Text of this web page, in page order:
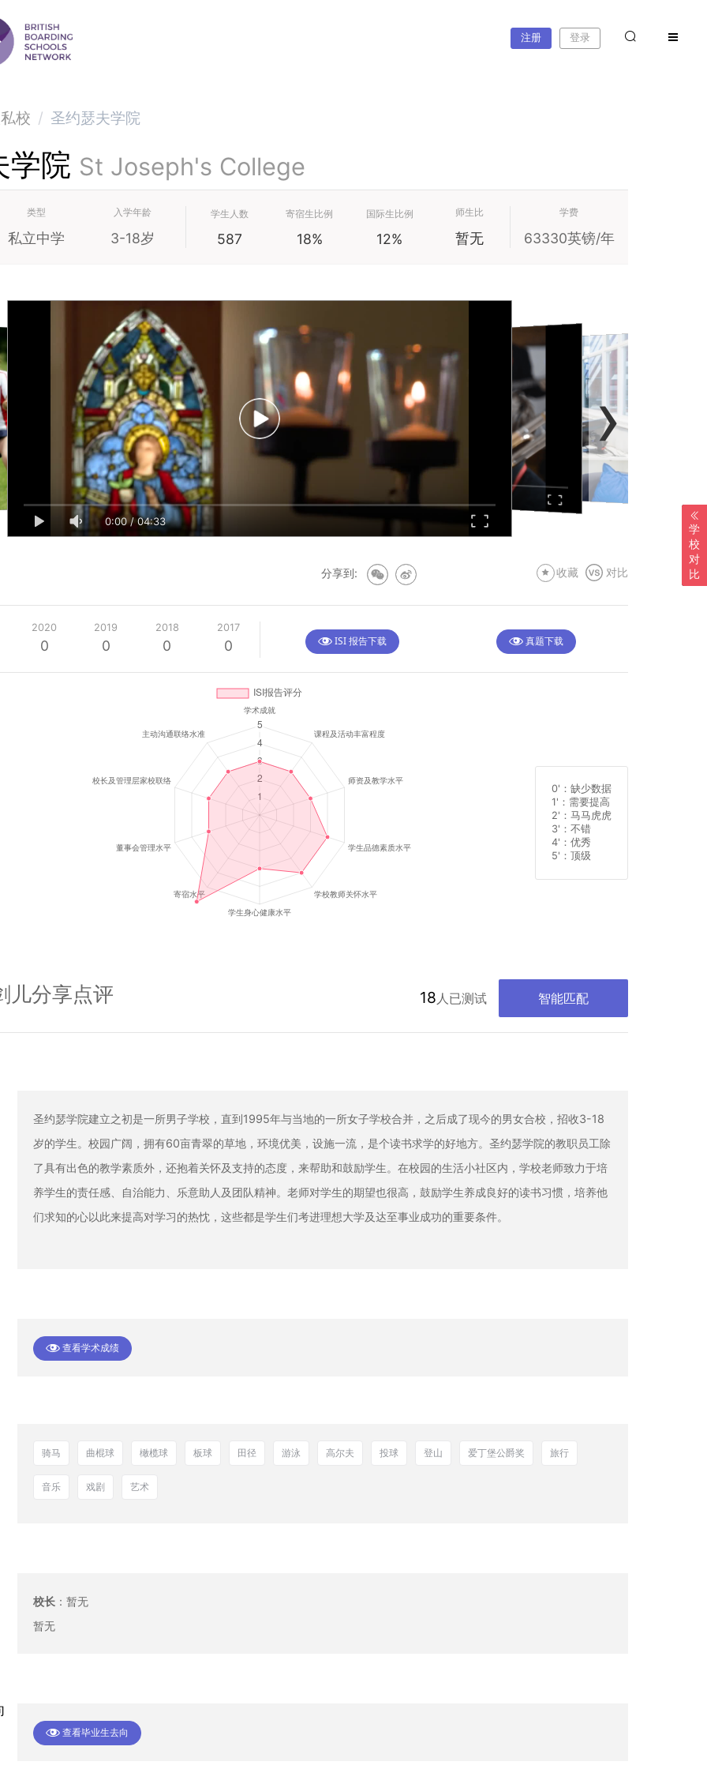
注册 登录
校 / 圣约瑟夫学院
学院 St Joseph's College
类型
私立中学
入学年龄
3-18岁
学生人数
587
寄宿生比例
18%
国际生比例
12%
师生比
暂无
学费
63330英镑/年
0:00/04:33
›
分享到: 收藏 对比
2020
0
2019
0
2018
0
2017
0 ISI 报告下载 真题下载
0' ：缺少数据
1' ：需要提高
2' ：马马虎虎
3' ：不错
4' ：优秀
5' ：顶级
儿分享点评 18 人已测试 智能匹配
圣约瑟学院建立之初是一所男子学校，直到1995年与当地的一所女子学校合并，之后成了现今的男女合校，招收3-18
岁的学生。校园广阔，拥有60亩青翠的草地，环境优美，设施一流，是个读书求学的好地方。圣约瑟学院的教职员工除
了具有出色的教学素质外，还抱着关怀及支持的态度，来帮助和鼓励学生。在校园的生活小社区内，学校老师致力于培
养学生的责任感、自治能力、乐意助人及团队精神。老师对学生的期望也很高，鼓励学生养成良好的读书习惯，培养他
们求知的心以此来提高对学习的热忱，这些都是学生们考进理想大学及达至事业成功的重要条件。
查看学术成绩
骑马 曲棍球 橄榄球 板球 田径 游泳 高尔夫 投球 登山 爱丁堡公爵奖 旅行
音乐 戏剧 艺术
校长 ： 暂无
暂无
查看毕业生去向
学
校
对
比